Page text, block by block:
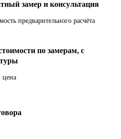
замер и консультация
предварительного расчёта
по замерам, с
цена